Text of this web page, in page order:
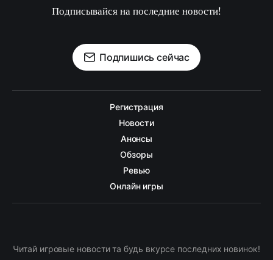
Подписывайся на последние новости!
Подпишись сейчас
Регистрация
Новости
Анонсы
Обзоры
Ревью
Онлайн игры
Читай игровые новости та будь вкурсе последних новинок!